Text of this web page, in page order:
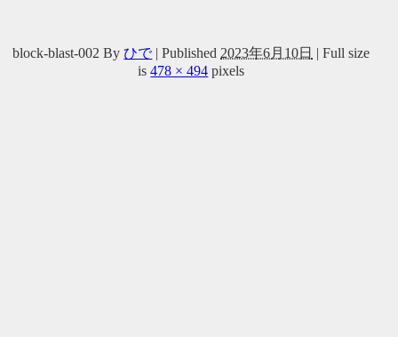
block-blast-002 By ひで | Published 2023年6月10日 | Full size
is478 × 494 pixels